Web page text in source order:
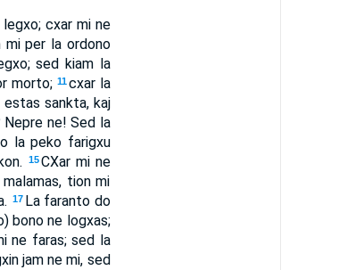
cxar mi ne
per la ordono
sed kiam la
morto; 11cxar la
sankta, kaj
ne! Sed la
la peko farigxu
15CXar mi ne
tion mi
17 La faranto do
bono ne logxas;
ne faras; sed la
jam ne mi, sed